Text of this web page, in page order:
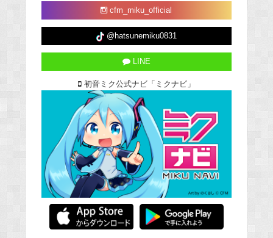
cfm_miku_official
@hatsunemiku0831
LINE
初音ミク公式ナビ「ミクナビ」